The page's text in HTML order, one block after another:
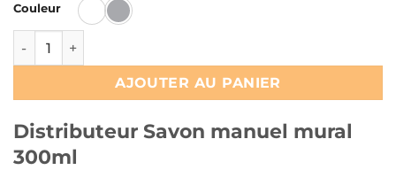
Couleur
quantité de Distributeur Savon manuel mural 300ml
AJOUTER AU PANIER
Distributeur Savon manuel mural
300ml